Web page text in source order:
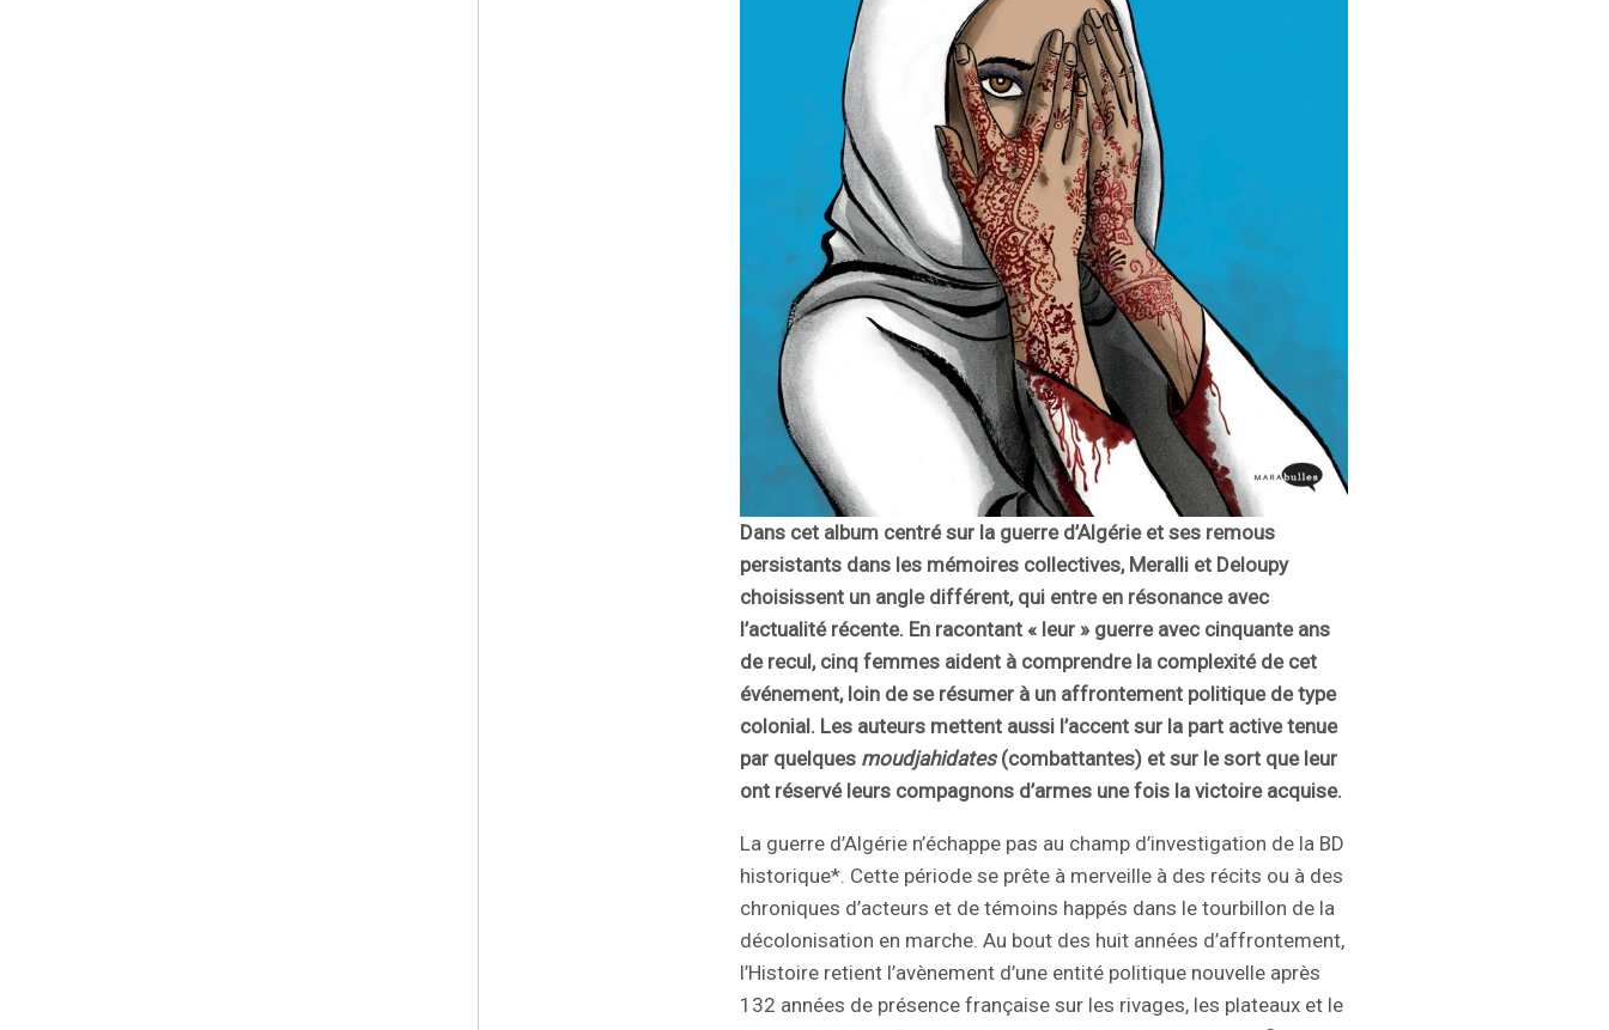
Dans cet album centré sur la guerre d’Algérie et ses remous
persistants dans les mémoires collectives, Meralli et Deloupy
choisissent un angle différent, qui entre en résonance avec
l’actualité récente. En racontant « leur » guerre avec cinquante ans
de recul, cinq femmes aident à comprendre la complexité de cet
événement, loin de se résumer à un affrontement politique de type
colonial. Les auteurs mettent aussi l’accent sur la part active tenue
par quelques moudjahidates(combattantes) et sur le sort que leur
ont réservé leurs compagnons d’armes une fois la victoire acquise.
La guerre d’Algérie n’échappe pas au champ d’investigation de la BD
historique*. Cette période se prête à merveille à des récits ou à des
chroniques d’acteurs et de témoins happés dans le tourbillon de la
décolonisation en marche. Au bout des huit années d’affrontement,
l’Histoire retient l’avènement d’une entité politique nouvelle après
132 années de présence française sur les rivages, les plateaux et le